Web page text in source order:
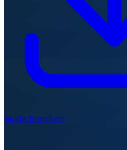
Mode Premium